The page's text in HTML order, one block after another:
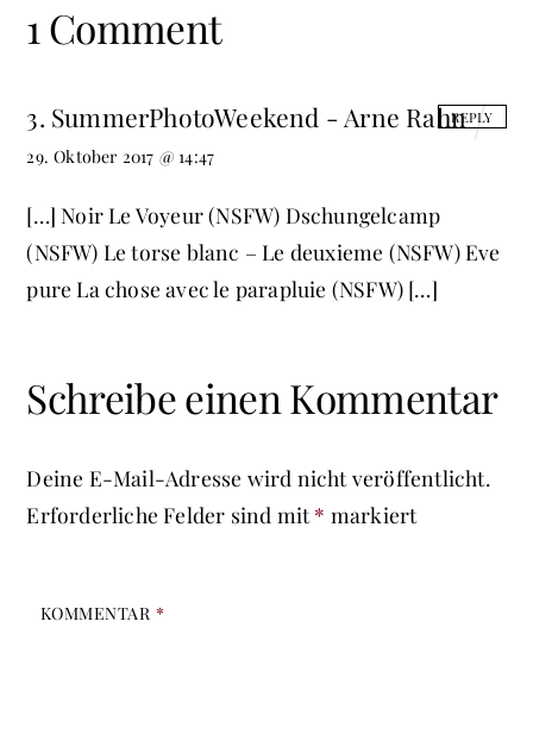
1 Comment
3. SummerPhotoWeekend - Arne Rahn
29. Oktober 2017 @ 14:47
[…] Noir Le Voyeur (NSFW) Dschungelcamp
(NSFW) Le torse blanc – Le deuxieme (NSFW) Eve
pure La chose avec le parapluie (NSFW) […]
REPLY
Schreibe einen Kommentar
Deine E-Mail-Adresse wird nicht veröffentlicht.
Erforderliche Felder sind mit * markiert
KOMMENTAR *